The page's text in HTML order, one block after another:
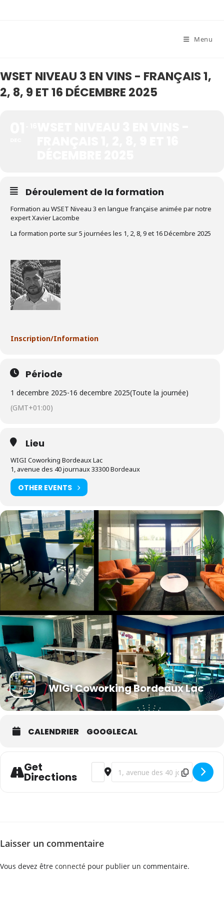
Menu
WSET NIVEAU 3 EN VINS - FRANÇAIS 1,
2, 8, 9 ET 16 DÉCEMBRE 2025
Déroulement de la formation
Formation au WSET Niveau 3 en langue française animée par notre
expert Xavier Lacombe
La formation porte sur 5 journées les 1, 2, 8, 9 et 16 Décembre 2025
Inscription/Information
Période
1 decembre 2025-16 decembre 2025(Toute la journée)
(GMT+01:00)
Lieu
WIGI Coworking Bordeaux Lac
1, avenue des 40 journaux 33300 Bordeaux
OTHER EVENTS
WIGI Coworking Bordeaux Lac
CALENDRIER GOOGLECAL
Get
Directions
Address - WSET Niveau 3 en vins -
Destination Address - WSET
Laisser un commentaire
Vous devez être connecté pour publier un commentaire.